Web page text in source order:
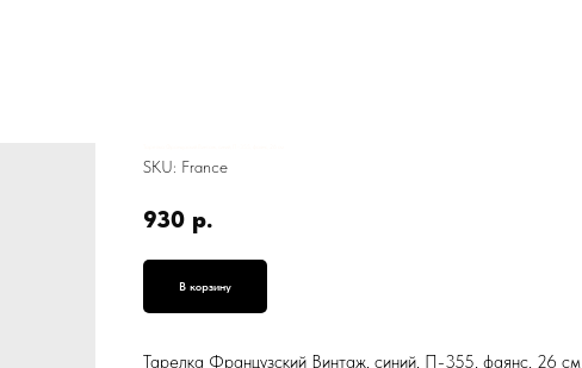
SKU: France
930 р.
В корзину
Тарелка Французский Винтаж, синий, П-355, фаянс, 26 см